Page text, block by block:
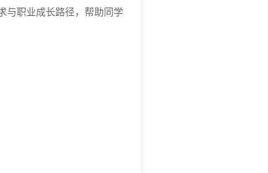
与职业成长路径，帮助同学